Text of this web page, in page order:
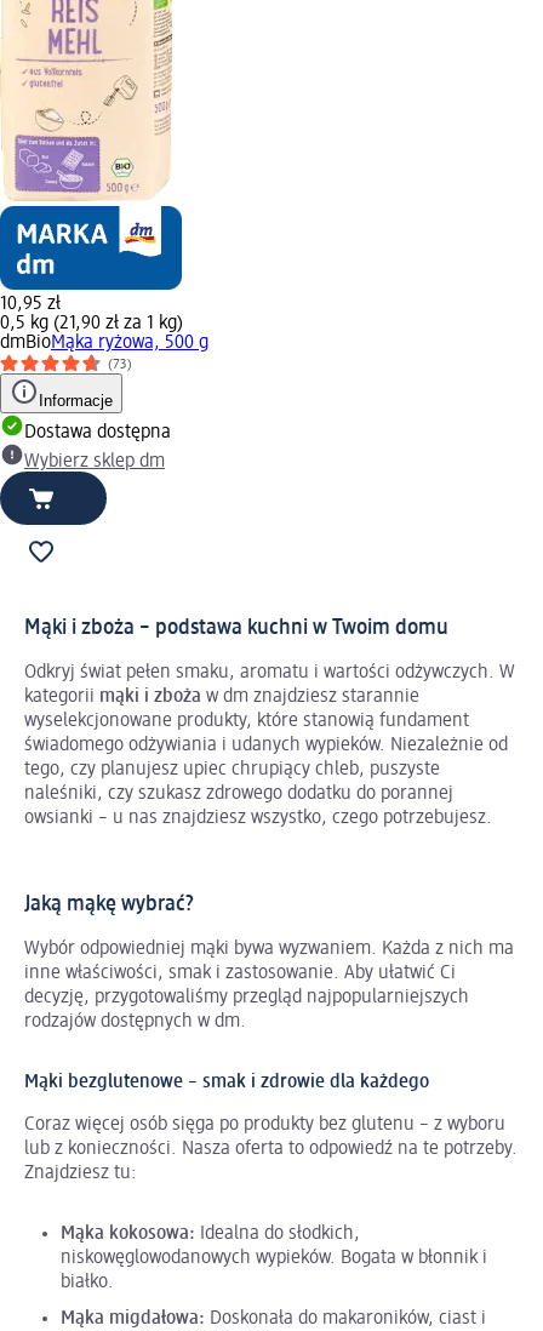
10,95 zł
0,5 kg (21,90 zł za 1 kg)
dmBioMąka ryżowa, 500 g
(73)
Informacje
Dostawa dostępna
Wybierz sklep dm
Mąki i zboża – podstawa kuchni w Twoim domu
Odkryj świat pełen smaku, aromatu i wartości odżywczych. W
kategorii mąki i zboża w dm znajdziesz starannie
wyselekcjonowane produkty, które stanowią fundament
świadomego odżywiania i udanych wypieków. Niezależnie od
tego, czy planujesz upiec chrupiący chleb, puszyste
naleśniki, czy szukasz zdrowego dodatku do porannej
owsianki – u nas znajdziesz wszystko, czego potrzebujesz.
Jaką mąkę wybrać?
Wybór odpowiedniej mąki bywa wyzwaniem. Każda z nich ma
inne właściwości, smak i zastosowanie. Aby ułatwić Ci
decyzję, przygotowaliśmy przegląd najpopularniejszych
rodzajów dostępnych w dm.
Mąki bezglutenowe – smak i zdrowie dla każdego
Coraz więcej osób sięga po produkty bez glutenu – z wyboru
lub z konieczności. Nasza oferta to odpowiedź na te potrzeby.
Znajdziesz tu:
Mąka kokosowa: Idealna do słodkich,
niskowęglowodanowych wypieków. Bogata w błonnik i
białko.
Mąka migdałowa: Doskonała do makaroników, ciast i